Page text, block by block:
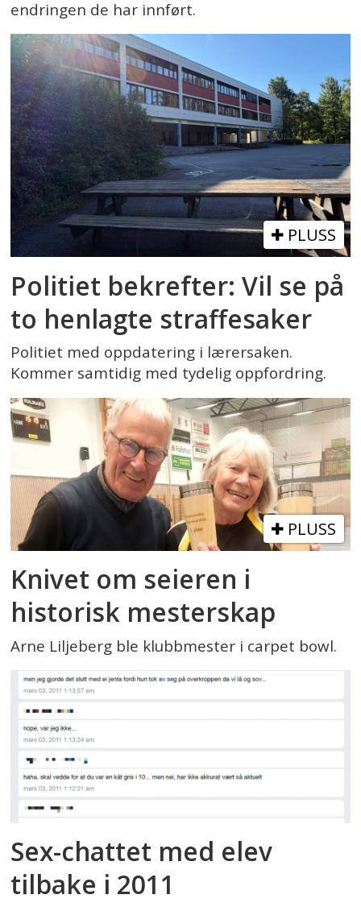
endringen de har innført.
PLUSS
Politiet bekrefter: Vil se på
to henlagte straffesaker
Politiet med oppdatering i lærersaken.
Kommer samtidig med tydelig oppfordring.
PLUSS
Knivet om seieren i
historisk mesterskap
Arne Liljeberg ble klubbmester i carpet bowl.
Sex-chattet med elev
tilbake i 2011